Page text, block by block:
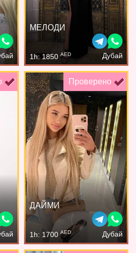
МЕЛОДИ
1h: 1850 AED Дубай
Проверено
ДАЙМИ
1h: 1700 AED Дубай